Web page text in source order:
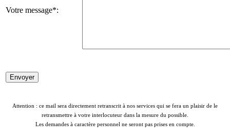
Votre message*:
Attention : ce mail sera directement retranscrit à nos services qui se fera un plaisir de le
retransmettre à votre interlocuteur dans la mesure du possible.
Les demandes à caractère personnel ne seront pas prises en compte.